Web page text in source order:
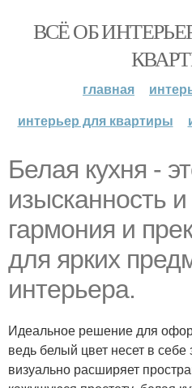
ВСЁ ОБ
главная
интерьер для квартиры
Белая кухня -
изысканность и
гармония и
для ярких
интерьера.
Идеальное решение для
ведь белый цвет несет в себе
визуально расширяет